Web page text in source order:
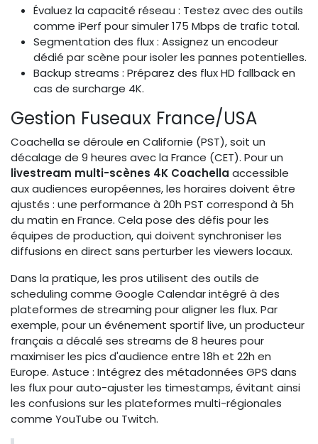
Évaluez la capacité réseau : Testez avec des outils
comme iPerf pour simuler 175 Mbps de trafic total.
Segmentation des flux : Assignez un encodeur
dédié par scène pour isoler les pannes potentielles.
Backup streams : Préparez des flux HD fallback en
cas de surcharge 4K.
Gestion Fuseaux France/USA
Coachella se déroule en Californie (PST), soit un
décalage de 9 heures avec la France (CET). Pour un
livestream multi-scènes 4K Coachella accessible
aux audiences européennes, les horaires doivent être
ajustés : une performance à 20h PST correspond à 5h
du matin en France. Cela pose des défis pour les
équipes de production, qui doivent synchroniser les
diffusions en direct sans perturber les viewers locaux.
Dans la pratique, les pros utilisent des outils de
scheduling comme Google Calendar intégré à des
plateformes de streaming pour aligner les flux. Par
exemple, pour un événement sportif live, un producteur
français a décalé ses streams de 8 heures pour
maximiser les pics d'audience entre 18h et 22h en
Europe. Astuce : Intégrez des métadonnées GPS dans
les flux pour auto-ajuster les timestamps, évitant ainsi
les confusions sur les plateformes multi-régionales
comme YouTube ou Twitch.